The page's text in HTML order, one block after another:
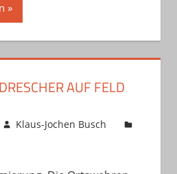
AUF FELD
Klaus-Jochen Busch